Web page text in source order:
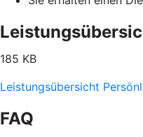
185 KB
Leistungsübersicht
FAQ